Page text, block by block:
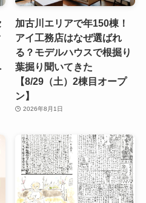
加古川エリアで年150棟！
アイ工務店はなぜ選ばれ
る？モデルハウスで根掘り
葉掘り聞いてきた
【8/29（土）2棟目オープ
ン】
2026年8月1日